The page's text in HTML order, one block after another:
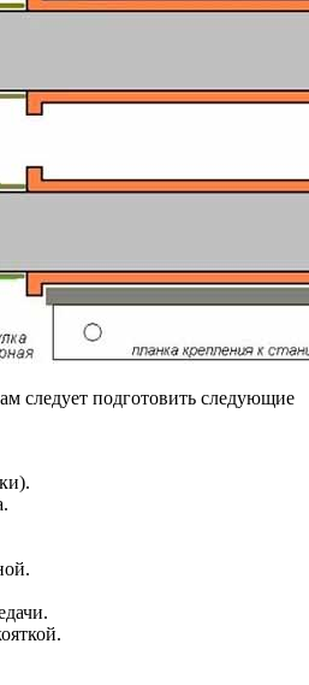
следует подготовить следующие